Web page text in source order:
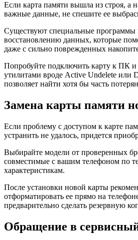
Если карта памяти вышла из строя, а
важные данные, не спешите ее
Существуют специальные программы
восстановлению данных, которые
даже с сильно поврежденных
Попробуйте подключить карту к ПК и
утилитами вроде Active Undelete или
позволяет найти хотя бы часть
Замена карты памяти
Если проблему с доступом к карте
устранить не удалось, придется
Выбирайте модели от проверенных
совместимые с вашим телефоном по
характеристикам.
После установки новой карты
отформатировать ее прямо на
предварительно сделать резервную
Обращение в